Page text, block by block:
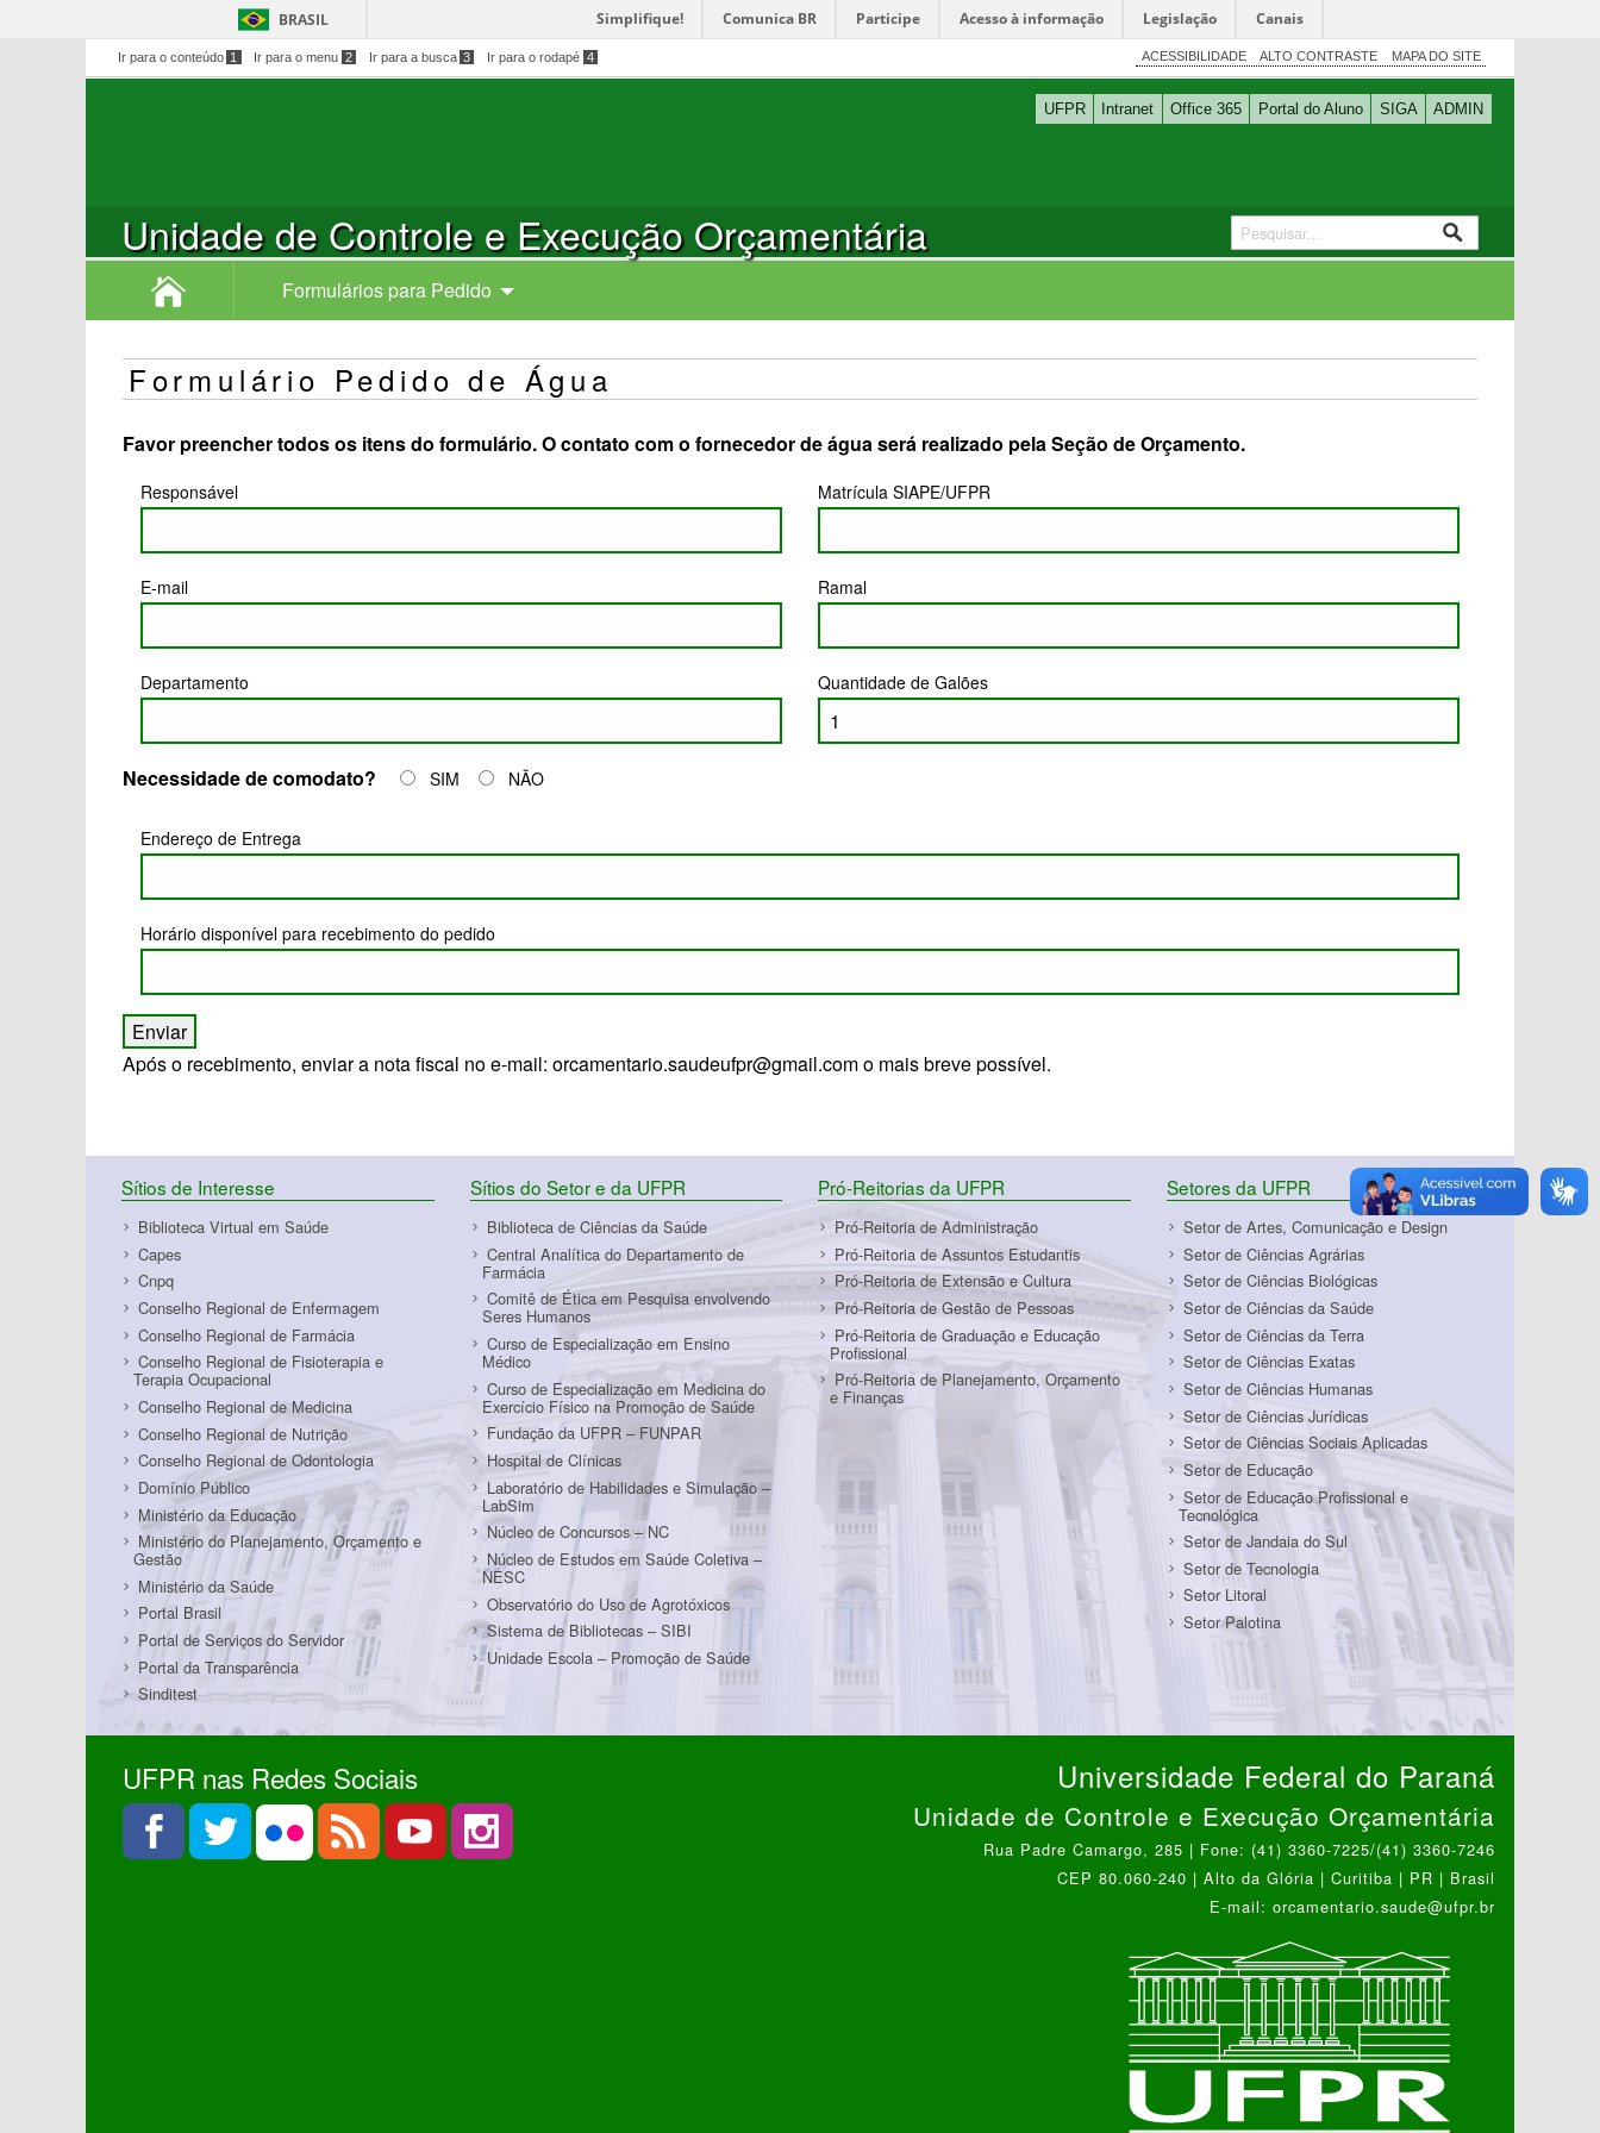
BRASIL Simplifique! Comunica BR Participe Acesso à informação Legislação Canais
Ir para o conteúdo 1 Ir para o menu 2 Ir para a busca 3 Ir para o rodapé 4 ACESSIBILIDADE ALTO CONTRASTE MAPA DO SITE
UFPR Intranet Office 365 Portal do Aluno SIGA ADMIN
Unidade de Controle e Execução Orçamentária
Formulários para Pedido
Formulário Pedido de Água
Favor preencher todos os itens do formulário. O contato com o fornecedor de água será realizado pela Seção de Orçamento.
Responsável Matrícula SIAPE/UFPR
E-mail Ramal
Departamento Quantidade de Galões
Necessidade de comodato? SIM NÃO
Endereço de Entrega
Horário disponível para recebimento do pedido
Após o recebimento, enviar a nota fiscal no e-mail: orcamentario.saudeufpr@gmail.com o mais breve possível.
Sítios de Interesse
Biblioteca Virtual em Saúde
Capes
Cnpq
Conselho Regional de Enfermagem
Conselho Regional de Farmácia
Conselho Regional de Fisioterapia e
Terapia Ocupacional
Conselho Regional de Medicina
Conselho Regional de Nutrição
Conselho Regional de Odontologia
Domínio Público
Ministério da Educação
Ministério do Planejamento, Orçamento e
Gestão
Ministério da Saúde
Portal Brasil
Portal de Serviços do Servidor
Portal da Transparência
Sinditest
Sítios do Setor e da UFPR
Biblioteca de Ciências da Saúde
Central Analítica do Departamento de
Farmácia
Comitê de Ética em Pesquisa envolvendo
Seres Humanos
Curso de Especialização em Ensino
Médico
Curso de Especialização em Medicina do
Exercício Físico na Promoção de Saúde
Fundação da UFPR – FUNPAR
Hospital de Clínicas
Laboratório de Habilidades e Simulação –
LabSim
Núcleo de Concursos – NC
Núcleo de Estudos em Saúde Coletiva –
NESC
Observatório do Uso de Agrotóxicos
Sistema de Bibliotecas – SIBI
Unidade Escola – Promoção de Saúde
Pró-Reitorias da UFPR
Pró-Reitoria de Administração
Pró-Reitoria de Assuntos Estudantis
Pró-Reitoria de Extensão e Cultura
Pró-Reitoria de Gestão de Pessoas
Pró-Reitoria de Graduação e Educação
Profissional
Pró-Reitoria de Planejamento, Orçamento
e Finanças
Setores da UFPR
Setor de Artes, Comunicação e Design
Setor de Ciências Agrárias
Setor de Ciências Biológicas
Setor de Ciências da Saúde
Setor de Ciências da Terra
Setor de Ciências Exatas
Setor de Ciências Humanas
Setor de Ciências Jurídicas
Setor de Ciências Sociais Aplicadas
Setor de Educação
Setor de Educação Profissional e
Tecnológica
Setor de Jandaia do Sul
Setor de Tecnologia
Setor Litoral
Setor Palotina
UFPR nas Redes Sociais Universidade Federal do Paraná
Unidade de Controle e Execução Orçamentária
Rua Padre Camargo, 285 | Fone: (41) 3360-7225/(41) 3360-7246
CEP 80.060-240 | Alto da Glória | Curitiba | PR | Brasil
E-mail: orcamentario.saude@ufpr.br